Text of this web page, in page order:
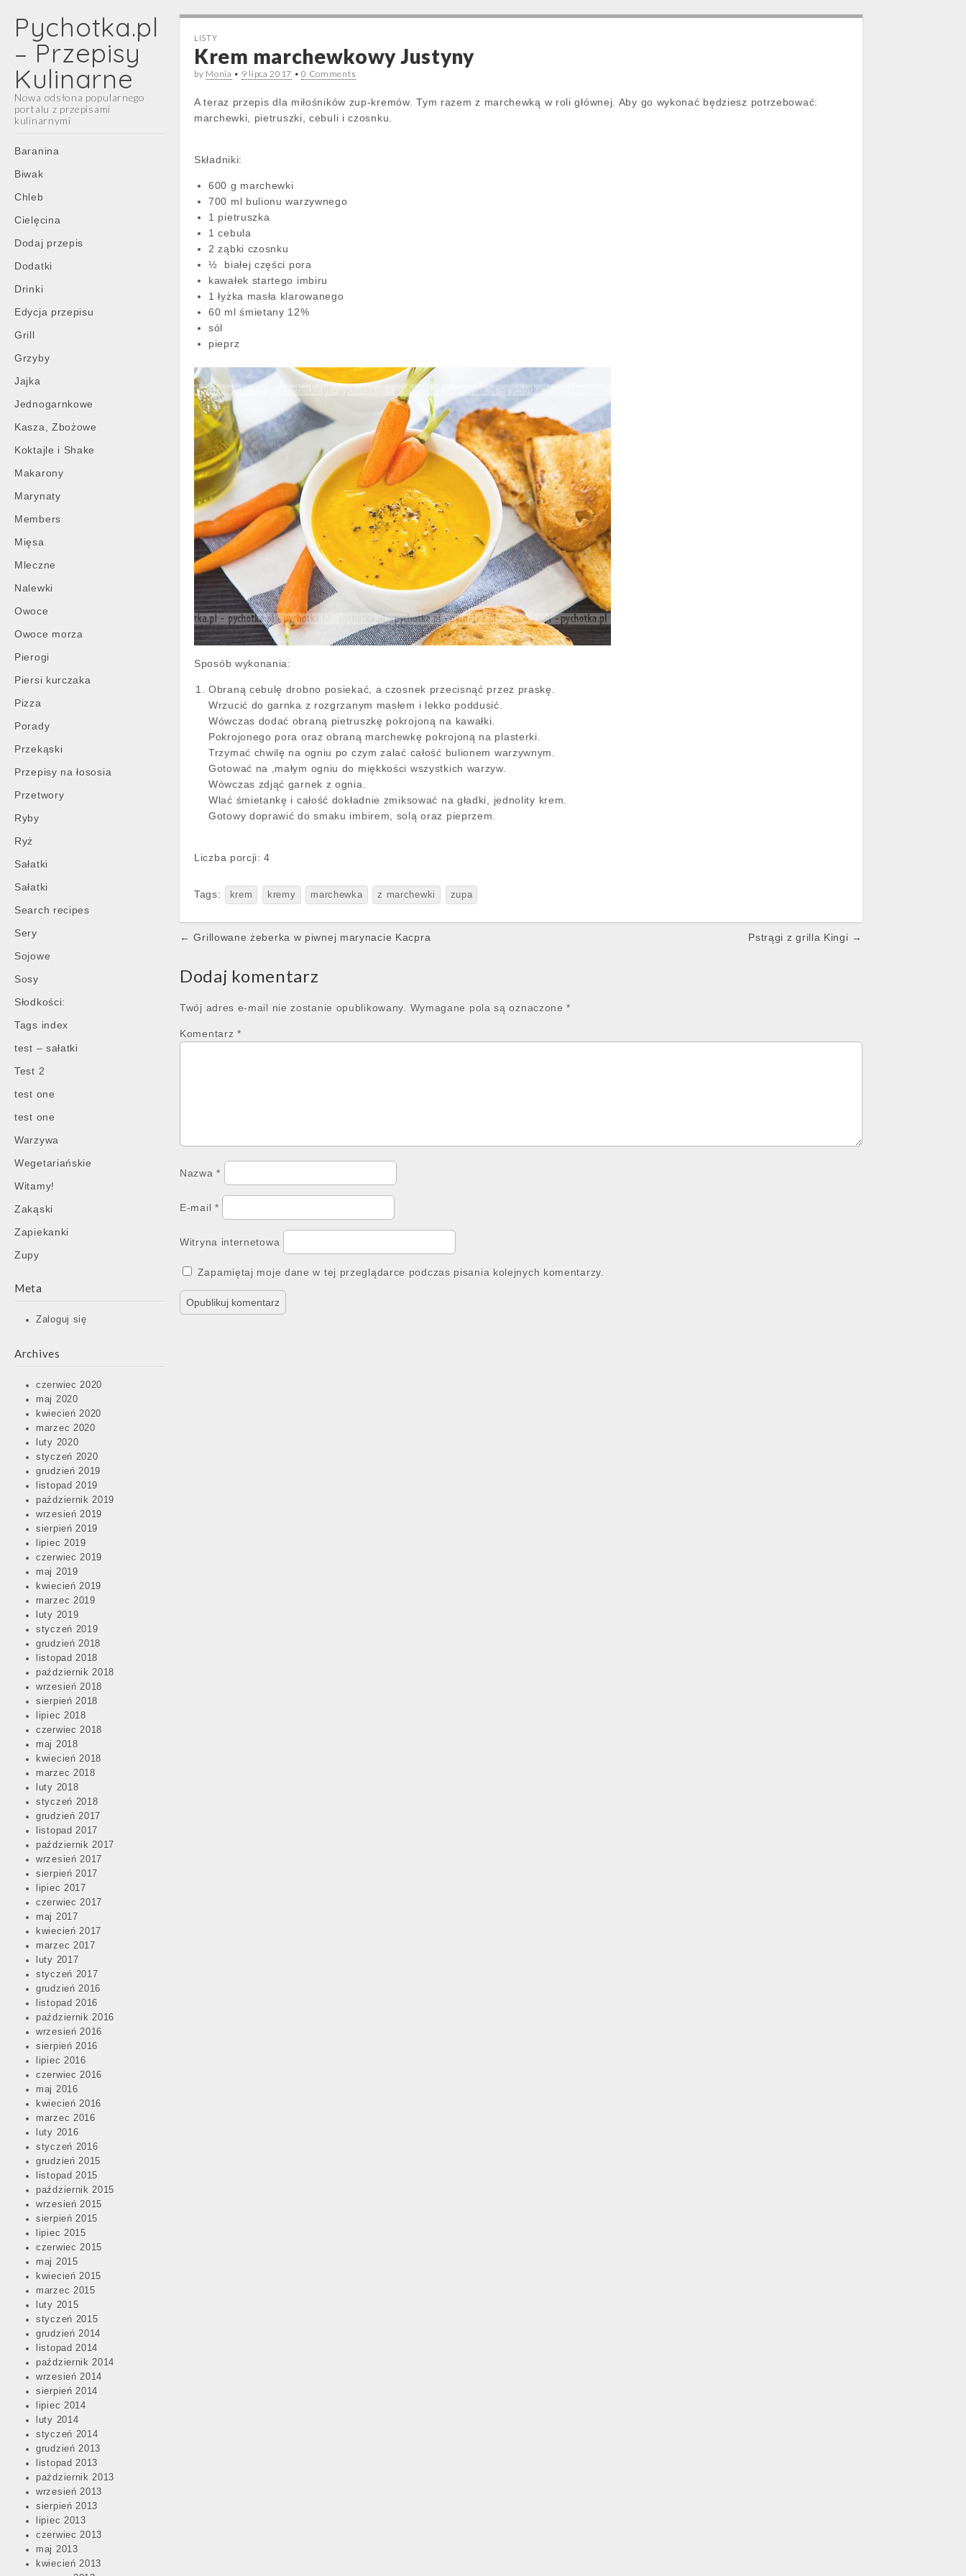
Pychotka.pl
– Przepisy
Kulinarne
Nowa odsłona popularnego
portalu z przepisami
kulinarnymi
Main
menu
Skip
content
Baranina
Biwak
Chleb
Cielęcina
Dodaj przepis
Dodatki
Drinki
Edycja przepisu
Grill
Grzyby
Jajka
Jednogarnkowe
Kasza, Zbożowe
Koktajle i Shake
Makarony
Marynaty
Members
Mięsa
Mleczne
Nalewki
Owoce
Owoce morza
Pierogi
Piersi kurczaka
Pizza
Porady
Przekąski
Przepisy na łososia
Przetwory
Ryby
Ryż
Sałatki
Sałatki
Search recipes
Sery
Sojowe
Sosy
Słodkości:
Tags index
test – sałatki
Test 2
test one
test one
Warzywa
Wegetariańskie
Witamy!
Zakąski
Zapiekanki
Zupy
Meta
Zaloguj się
Archives
czerwiec 2020
maj 2020
kwiecień 2020
marzec 2020
luty 2020
styczeń 2020
grudzień 2019
listopad 2019
październik 2019
wrzesień 2019
sierpień 2019
lipiec 2019
czerwiec 2019
maj 2019
kwiecień 2019
marzec 2019
luty 2019
styczeń 2019
grudzień 2018
listopad 2018
październik 2018
wrzesień 2018
sierpień 2018
lipiec 2018
czerwiec 2018
maj 2018
kwiecień 2018
marzec 2018
luty 2018
styczeń 2018
grudzień 2017
listopad 2017
październik 2017
wrzesień 2017
sierpień 2017
lipiec 2017
czerwiec 2017
maj 2017
kwiecień 2017
marzec 2017
luty 2017
styczeń 2017
grudzień 2016
listopad 2016
październik 2016
wrzesień 2016
sierpień 2016
lipiec 2016
czerwiec 2016
maj 2016
kwiecień 2016
marzec 2016
luty 2016
styczeń 2016
grudzień 2015
listopad 2015
październik 2015
wrzesień 2015
sierpień 2015
lipiec 2015
czerwiec 2015
maj 2015
kwiecień 2015
marzec 2015
luty 2015
styczeń 2015
grudzień 2014
listopad 2014
październik 2014
wrzesień 2014
sierpień 2014
lipiec 2014
luty 2014
styczeń 2014
grudzień 2013
listopad 2013
październik 2013
wrzesień 2013
sierpień 2013
lipiec 2013
czerwiec 2013
maj 2013
kwiecień 2013
LISTY
Krem marchewkowy Justyny
by Monia • 9 lipca 2017 •0 Comments
A teraz przepis dla miłośników zup-kremów. Tym razem z marchewką w roli głównej. Aby go wykonać będziesz potrzebować:
marchewki, pietruszki, cebuli i czosnku.
Składniki:
600 g marchewki
700 ml bulionu warzywnego
1 pietruszka
1 cebula
2 ząbki czosnku
½ białej części pora
kawałek startego imbiru
1 łyżka masła klarowanego
60 ml śmietany 12%
sól
pieprz
Sposób wykonania:
Obraną cebulę drobno posiekać, a czosnek przecisnąć przez praskę.
Wrzucić do garnka z rozgrzanym masłem i lekko poddusić.
Wówczas dodać obraną pietruszkę pokrojoną na kawałki.
Pokrojonego pora oraz obraną marchewkę pokrojoną na plasterki.
Trzymać chwilę na ogniu po czym zalać całość bulionem warzywnym.
Gotować na ,małym ogniu do miękkości wszystkich warzyw.
Wówczas zdjąć garnek z ognia.
Wlać śmietankę i całość dokładnie zmiksować na gładki, jednolity krem.
Gotowy doprawić do smaku imbirem, solą oraz pieprzem.
Liczba porcji: 4
Tags: krem kremy marchewka z marchewki zupa
Post
← Grillowane żeberka w piwnej marynacie Kacpra Pstrągi z grilla Kingi →
Dodaj komentarz
Twój adres e-mail nie zostanie opublikowany. Wymagane pola są oznaczone*
Komentarz *
Nazwa*
E-mail *
Witryna internetowa
Zapamiętaj moje dane w tej przeglądarce podczas pisania kolejnych komentarzy.